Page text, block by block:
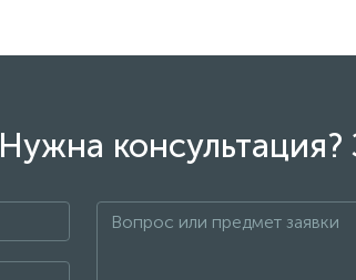
Нужна